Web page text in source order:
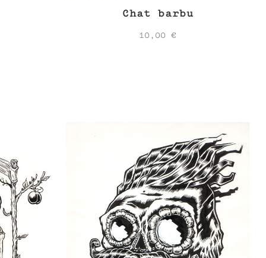
Chat barbu
10,00€